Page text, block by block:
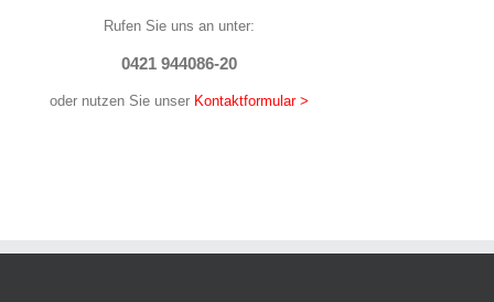
Rufen Sie uns an unter:
0421 944086-20
oder nutzen Sie unser Kontaktformular >